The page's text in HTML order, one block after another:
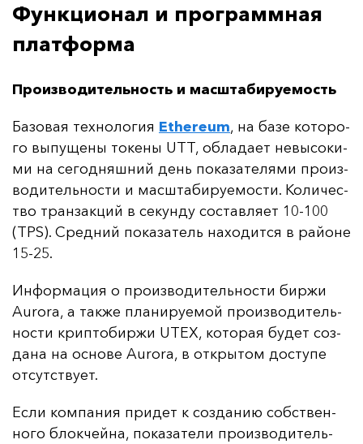
Функционал и программная
платформа
Производительность и масштабируемость
Ба­зо­вая тех­но­ло­гия Ethereum, на ба­зе ко­то­ро­
го вы­пу­ще­ны то­ке­ны UTT, об­ла­да­ет не­вы­со­ки­
ми на се­год­няш­ний день по­ка­за­те­ля­ми про­из­
во­ди­тель­нос­ти и мас­шта­би­ру­емос­ти. Ко­ли­чес­
тво тран­зак­ций в се­кун­ду сос­тав­ля­ет 10-100
(TPS). Сред­ний по­ка­за­тель на­хо­дит­ся в рай­оне
15-25.
Ин­фор­ма­ция о про­из­во­ди­тель­нос­ти бир­жи
Aurora, а так­же пла­ни­ру­емой про­из­во­ди­тель­
нос­ти крип­то­бир­жи UTEX, ко­то­рая бу­дет соз­
да­на на ос­но­ве Aurora, в от­кры­том дос­ту­пе
от­сутс­тву­ет.
Ес­ли ком­па­ния при­дет к соз­да­нию собс­твен­
но­го блок­чей­на, по­ка­за­те­ли про­из­во­ди­тель­